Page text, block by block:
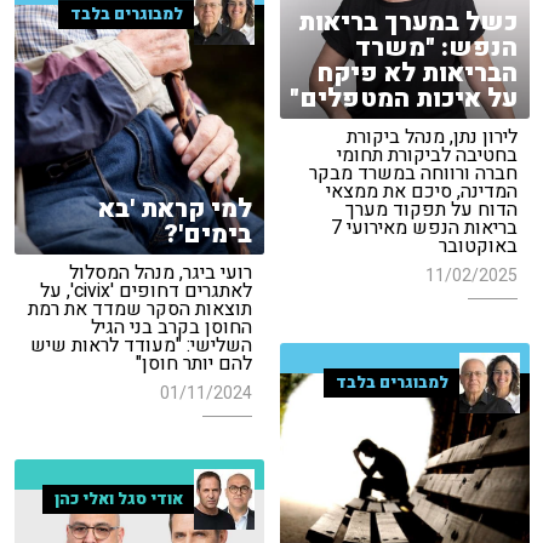
כשל במערך בריאות
הנפש: "משרד
הבריאות לא פיקח
על איכות המטפלים"
לירון נתן, מנהל ביקורת
בחטיבה לביקורת תחומי
חברה ורווחה במשרד מבקר
המדינה, סיכם את ממצאי
הדוח על תפקוד מערך
בריאות הנפש מאירועי 7
באוקטובר
11/02/2025
למבוגרים בלבד
למי קראת 'בא
בימים'?
רועי ביגר, מנהל המסלול
לאתגרים דחופים 'civix', על
תוצאות הסקר שמדד את רמת
החוסן בקרב בני הגיל
השלישי: "מעודד לראות שיש
להם יותר חוסן"
01/11/2024 למבוגרים בלבד
אודי סגל ואלי כהן